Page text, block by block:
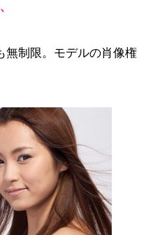
無制限。モデルの肖像権